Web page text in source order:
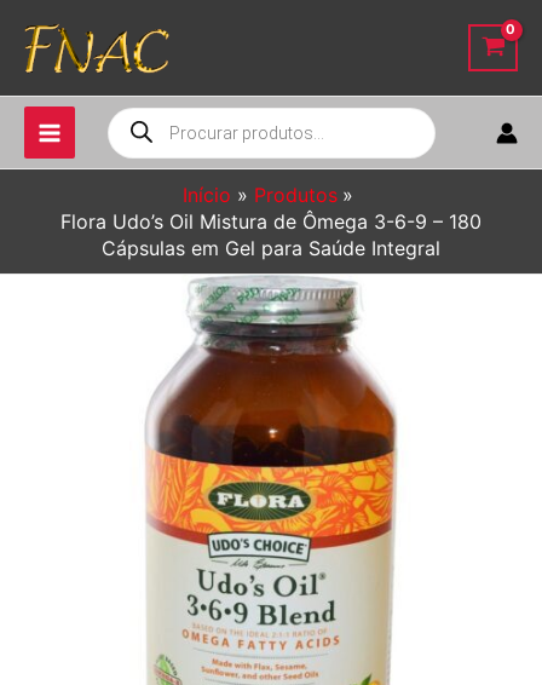
para
conteúdo
Pesquisar
produtos
Início
Produtos
Flora Udo’s Oil Mistura de Ômega 3-6-9 – 180
Cápsulas em Gel para Saúde Integral